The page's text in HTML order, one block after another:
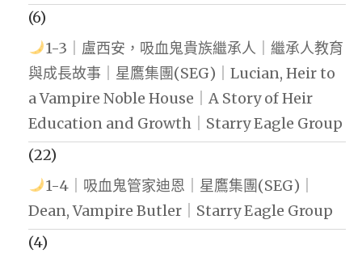
(6)
1-3｜盧西安，吸血鬼貴族繼承人｜繼承人教育
與成長故事｜星鷹集團(SEG)｜Lucian, Heir to
a Vampire Noble House｜A Story of Heir
Education and Growth｜Starry Eagle Group
(22)
1-4｜吸血鬼管家迪恩｜星鷹集團(SEG)｜
Dean, Vampire Butler｜Starry Eagle Group
(4)